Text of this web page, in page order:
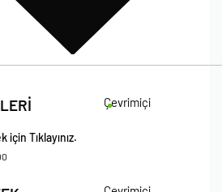
ve Ticari İletişim Açık Rıza Metni
Çevrimiçi
Tıklayınız.